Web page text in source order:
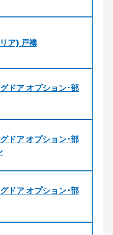
ア) 戸襖
ドア オプション･部
ドア オプション･部
ドア オプション･部